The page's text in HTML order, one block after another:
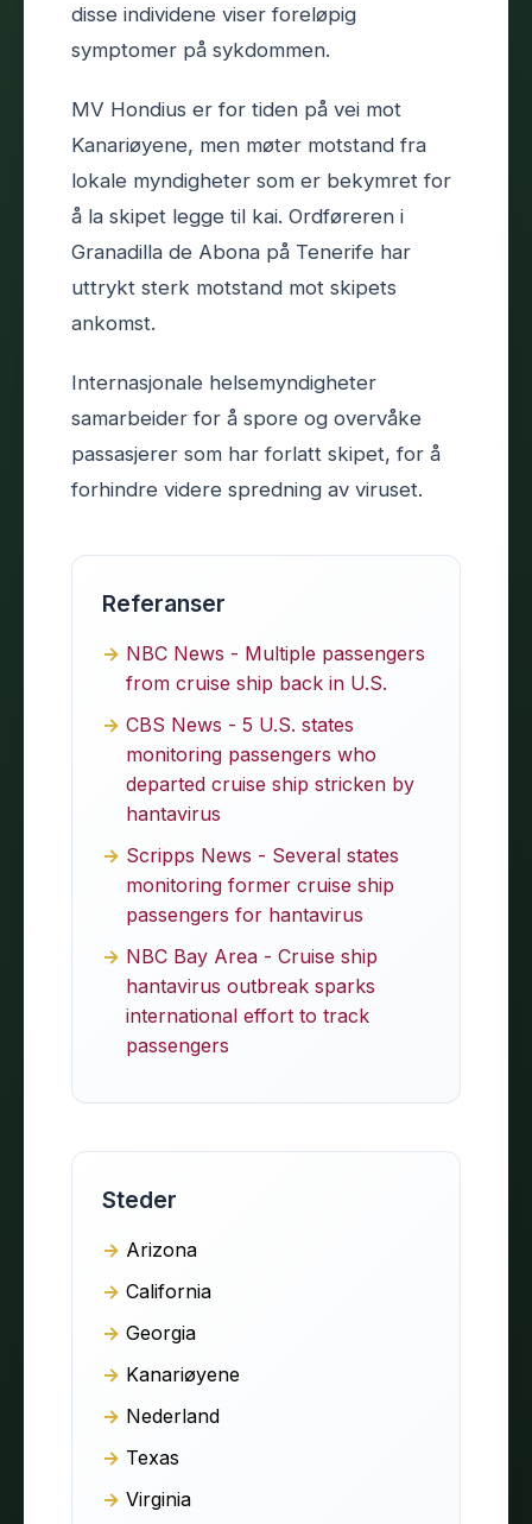
disse individene viser foreløpig
symptomer på sykdommen.
MV Hondius er for tiden på vei mot
Kanariøyene, men møter motstand fra
lokale myndigheter som er bekymret for
å la skipet legge til kai. Ordføreren i
Granadilla de Abona på Tenerife har
uttrykt sterk motstand mot skipets
ankomst.
Internasjonale helsemyndigheter
samarbeider for å spore og overvåke
passasjerer som har forlatt skipet, for å
forhindre videre spredning av viruset.
Referanser
NBC News - Multiple passengers
from cruise ship back in U.S.
CBS News - 5 U.S. states
monitoring passengers who
departed cruise ship stricken by
hantavirus
Scripps News - Several states
monitoring former cruise ship
passengers for hantavirus
NBC Bay Area - Cruise ship
hantavirus outbreak sparks
international effort to track
passengers
Steder
Arizona
California
Georgia
Kanariøyene
Nederland
Texas
Virginia